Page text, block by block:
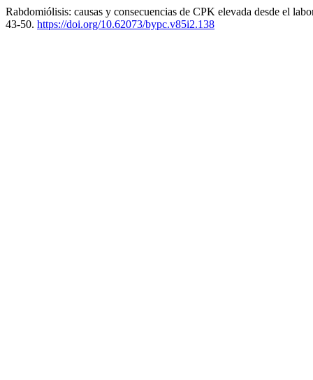
Rabdomiólisis: causas y consecuencias de CPK elevada desde el
43-50. https://doi.org/10.62073/bypc.v85i2.138